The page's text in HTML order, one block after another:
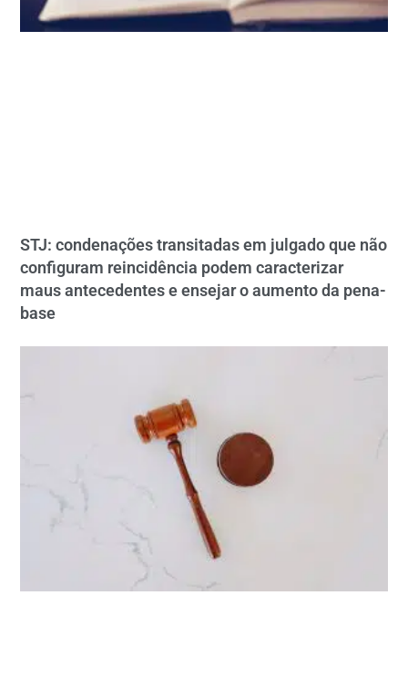
STJ: condenações transitadas em julgado que não
configuram reincidência podem caracterizar
maus antecedentes e ensejar o aumento da pena-
base